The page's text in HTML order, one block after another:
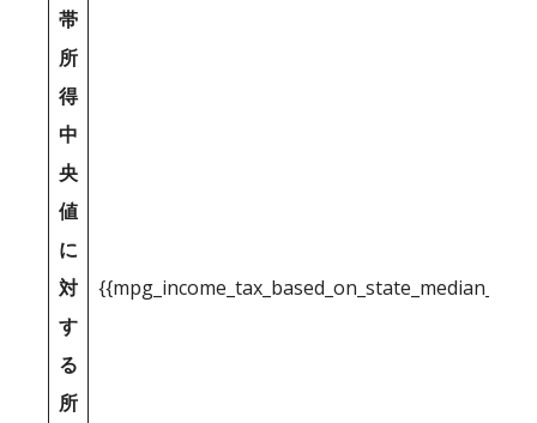
帯
所
得
中
央
値
に
対
す
る
所